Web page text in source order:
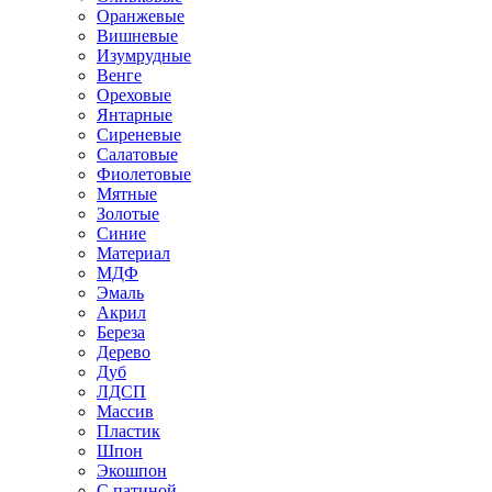
Оранжевые
Вишневые
Изумрудные
Венге
Ореховые
Янтарные
Сиреневые
Салатовые
Фиолетовые
Мятные
Золотые
Синие
Материал
МДФ
Эмаль
Акрил
Береза
Дерево
Дуб
ЛДСП
Массив
Пластик
Шпон
Экошпон